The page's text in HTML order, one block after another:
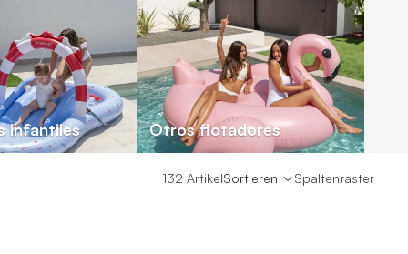
infantiles Otros flotadores
132 ArtikelSortieren Spaltenraster